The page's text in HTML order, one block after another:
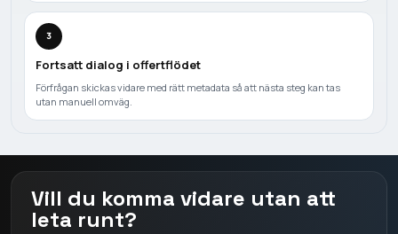
3
Fortsatt dialog i offertflödet
Förfrågan skickas vidare med rätt metadata så att nästa steg kan tas
utan manuell omväg.
Vill du komma vidare utan att
leta runt?